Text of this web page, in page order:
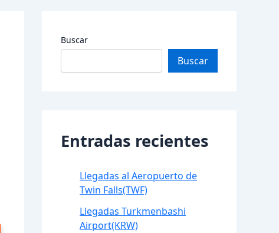
Buscar
Buscar
Entradas recientes
Llegadas al Aeropuerto de
Twin Falls(TWF)
Llegadas Turkmenbashi
Airport(KRW)